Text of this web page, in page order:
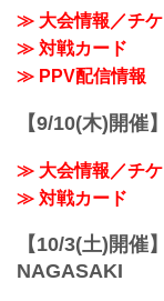
≫ 大会情報／チケ
≫ 対戦カード
≫ PPV配信情報
【9/10(木)開催
≫ 大会情報／チケ
≫ 対戦カード
【10/3(土)開
NAGASAKI